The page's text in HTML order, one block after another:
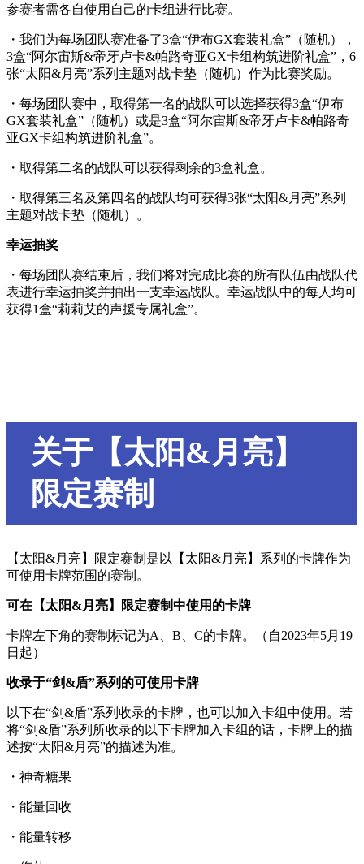
参赛者需各自使用自己的卡组进行比赛。
・我们为每场团队赛准备了3盒“伊布GX套装礼盒”（随机），
3盒“阿尔宙斯&帝牙卢卡&帕路奇亚GX卡组构筑进阶礼盒”，6
张“太阳&月亮”系列主题对战卡垫（随机）作为比赛奖励。
・每场团队赛中，取得第一名的战队可以选择获得3盒“伊布
GX套装礼盒”（随机）或是3盒“阿尔宙斯&帝牙卢卡&帕路奇
亚GX卡组构筑进阶礼盒”。
・取得第二名的战队可以获得剩余的3盒礼盒。
・取得第三名及第四名的战队均可获得3张“太阳&月亮”系列
主题对战卡垫（随机）。
幸运抽奖
・每场团队赛结束后，我们将对完成比赛的所有队伍由战队代
表进行幸运抽奖并抽出一支幸运战队。幸运战队中的每人均可
获得1盒“莉莉艾的声援专属礼盒”。
关于【太阳&月亮】
限定赛制
【太阳&月亮】限定赛制是以【太阳&月亮】系列的卡牌作为
可使用卡牌范围的赛制。
可在【太阳&月亮】限定赛制中使用的卡牌
卡牌左下角的赛制标记为A、B、C的卡牌。（自2023年5月19
日起）
收录于“剑&盾”系列的可使用卡牌
以下在“剑&盾”系列收录的卡牌，也可以加入卡组中使用。若
将“剑&盾”系列所收录的以下卡牌加入卡组的话，卡牌上的描
述按“太阳&月亮”的描述为准。
・神奇糖果
・能量回收
・能量转移